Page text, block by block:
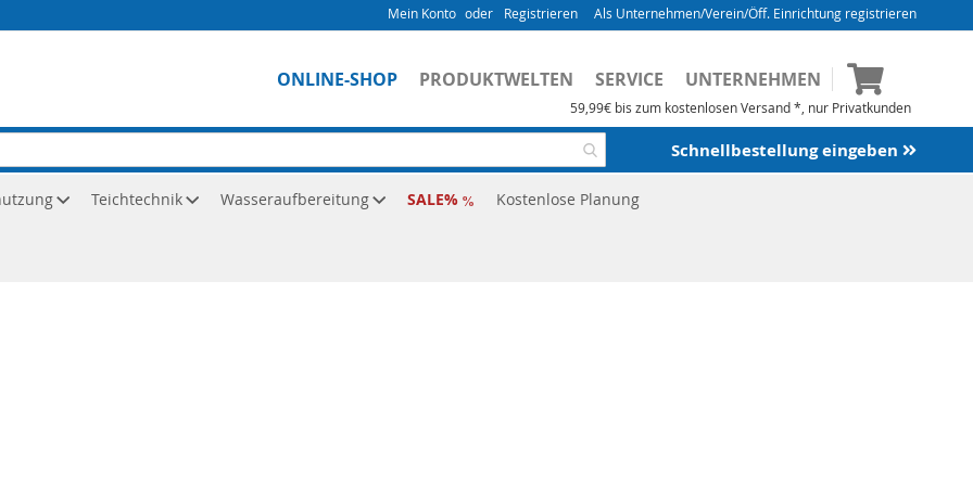
Als Unternehmen/Verein/Öff. Einrichtung registrieren
Mein Konto Registrieren
ONLINE-SHOP PRODUKTWELTEN SERVICE UNTERNEHMEN
59,99€ bis zum kostenlosen Versand *, nur Privatkunden
Mein
Schnellbestellung eingeben
Teichtechnik Wasseraufbereitung SALE Kostenlose Planung
oder KOMMUNE registrieren Sie sich bitte über " Als Unternehmen/Verein/Öff. Einrichtung registrieren".
VEREIN, KOMMUNE melden Sie sich über "Mein Konto" an, um direkt Ihr Kundenprofil einzusehen.
direkt sehen – einfache Bestellung und Nachbestellung – Zusatzinfos wie Netto-Preise